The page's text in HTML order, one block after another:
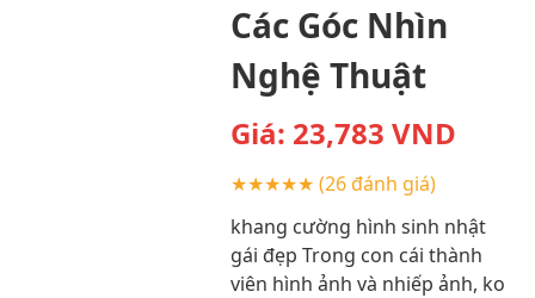
Các Góc Nhìn
Nghệ Thuật
Giá: 23,783 VND
★★★★★ (26 đánh giá)
khang cường hình sinh nhật
gái đẹp Trong con cái thành
viên hình ảnh và nhiếp ảnh, ko